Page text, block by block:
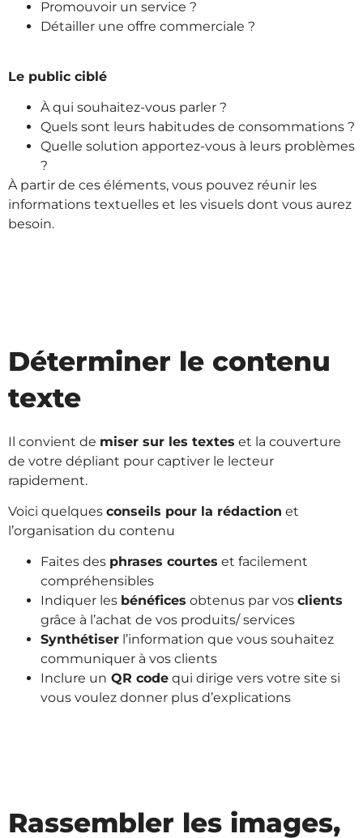
Promouvoir un service ?
Détailler une offre commerciale ?
Le public ciblé
À qui souhaitez-vous parler ?
Quels sont leurs habitudes de consommations ?
Quelle solution apportez-vous à leurs problèmes
?
À partir de ces éléments, vous pouvez réunir les
informations textuelles et les visuels dont vous aurez
besoin.
Déterminer le contenu
texte
Il convient de miser sur les textes et la couverture
de votre dépliant pour captiver le lecteur
rapidement.
Voici quelques conseils pour la rédaction et
l’organisation du contenu
Faites des phrases courtes et facilement
compréhensibles
Indiquer les bénéfices obtenus par vos clients
grâce à l’achat de vos produits/ services
Synthétiser l’information que vous souhaitez
communiquer à vos clients
Inclure un QR code qui dirige vers votre site si
vous voulez donner plus d’explications
Rassembler les images,